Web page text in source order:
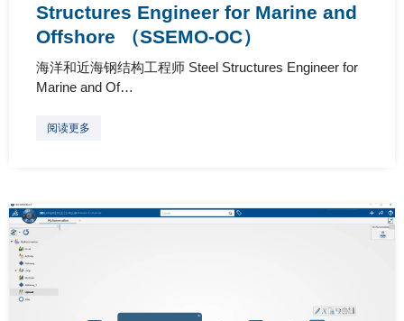
Structures Engineer for Marine and
Offshore （SSEMO-OC）
海洋和近海钢结构工程师 Steel Structures Engineer for
Marine and Of…
阅读更多